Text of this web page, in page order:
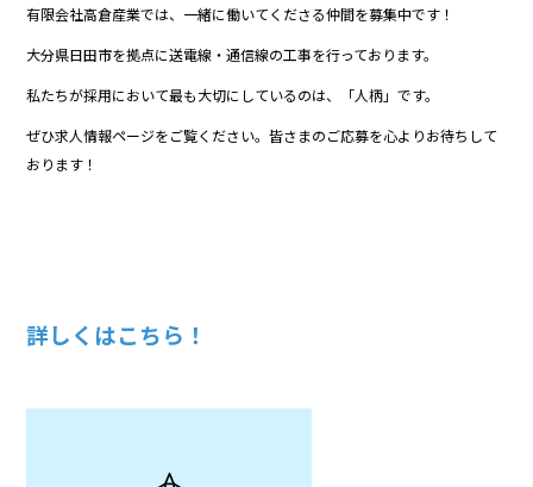
有限会社高倉産業では、一緒に働いてくださる仲間を募集中です！
大分県日田市を拠点に送電線・通信線の工事を行っております。
私たちが採用において最も大切にしているのは、「人柄」です。
ぜひ求人情報ページをご覧ください。皆さまのご応募を心よりお待ちして
おります！
詳しくはこちら！